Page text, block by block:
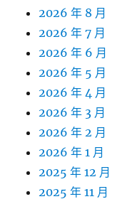
2026 年 8 月
2026 年 7 月
2026 年 6 月
2026 年 5 月
2026 年 4 月
2026 年 3 月
2026 年 2 月
2026 年 1 月
2025 年 12 月
2025 年 11 月